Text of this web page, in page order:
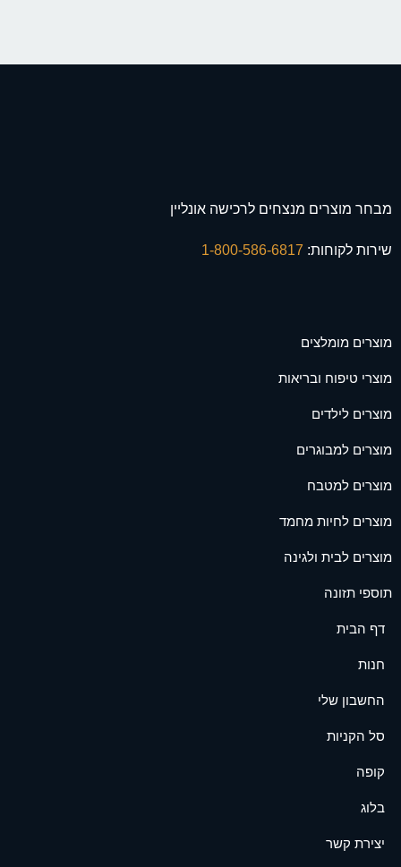
מבחר מוצרים מנצחים לרכישה אונליין
שירות לקוחות:
מוצרים מומלצים
מוצרי טיפוח ובריאות
מוצרים לילדים
מוצרים למבוגרים
מוצרים למטבח
מוצרים לחיות מחמד
מוצרים לבית ולגינה
תוספי תזונה
דף הבית
חנות
החשבון שלי
סל הקניות
קופה
בלוג
יצירת קשר